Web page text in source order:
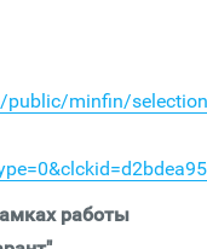
public/minfin/
работы